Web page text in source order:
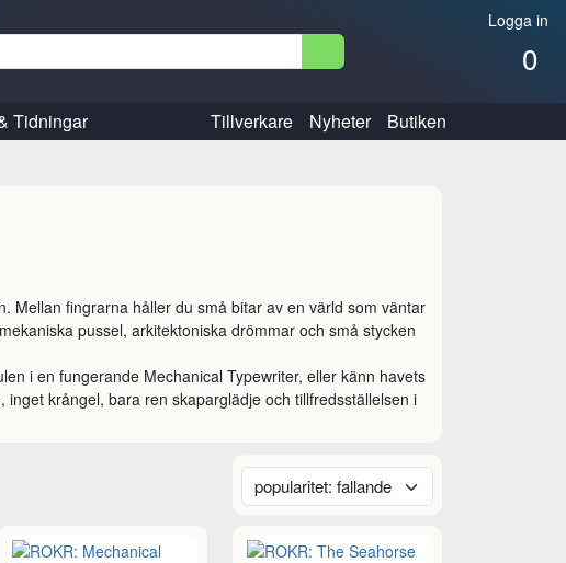
Logga in
0
Tidningar Tillverkare Nyheter Butiken
Mellan fingrarna håller du små bitar av en värld som väntar
pussel, arkitektoniska drömmar och små stycken
i en fungerande Mechanical Typewriter, eller känn havets
krångel, bara ren skaparglädje och tillfredsställelsen i